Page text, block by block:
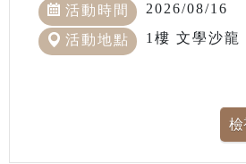
活動時間 2026/08/16
活動地點 1樓 文學沙龍